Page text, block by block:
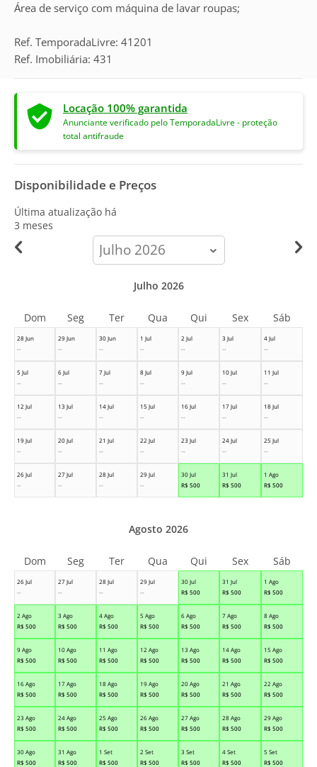
Área de serviço com máquina de lavar roupas;
Ref. TemporadaLivre: 41201
Ref. Imobiliária: 431
Locação 100% garantida
Anunciante verificado pelo TemporadaLivre - proteção
total antifraude
Disponibilidade e Preços
Última atualização há
3 meses
calendar-
month
28 Jun
--
29 Jun
--
30 Jun
--
1 Jul
--
2 Jul
--
3 Jul
--
4 Jul
--
5 Jul
--
6 Jul
--
7 Jul
--
8 Jul
--
9 Jul
--
10 Jul
--
11 Jul
--
12 Jul
--
13 Jul
--
14 Jul
--
15 Jul
--
16 Jul
--
17 Jul
--
18 Jul
--
19 Jul
--
20 Jul
--
21 Jul
--
22 Jul
--
23 Jul
--
24 Jul
--
25 Jul
--
26 Jul
--
27 Jul
--
28 Jul
--
29 Jul
--
30 Jul
R$ 500
31 Jul
R$ 500
1 Ago
R$ 500
Julho 2026
Dom Seg Ter Qua Qui Sex Sáb
26 Jul
--
27 Jul
--
28 Jul
--
29 Jul
--
30 Jul
R$ 500
31 Jul
R$ 500
1 Ago
R$ 500
2 Ago
R$ 500
3 Ago
R$ 500
4 Ago
R$ 500
5 Ago
R$ 500
6 Ago
R$ 500
7 Ago
R$ 500
8 Ago
R$ 500
9 Ago
R$ 500
10 Ago
R$ 500
11 Ago
R$ 500
12 Ago
R$ 500
13 Ago
R$ 500
14 Ago
R$ 500
15 Ago
R$ 500
16 Ago
R$ 500
17 Ago
R$ 500
18 Ago
R$ 500
19 Ago
R$ 500
20 Ago
R$ 500
21 Ago
R$ 500
22 Ago
R$ 500
23 Ago
R$ 500
24 Ago
R$ 500
25 Ago
R$ 500
26 Ago
R$ 500
27 Ago
R$ 500
28 Ago
R$ 500
29 Ago
R$ 500
30 Ago
R$ 500
31 Ago
R$ 500
1 Set
R$ 500
2 Set
R$ 500
3 Set
R$ 500
4 Set
R$ 500
5 Set
R$ 500
Agosto 2026
Dom Seg Ter Qua Qui Sex Sáb